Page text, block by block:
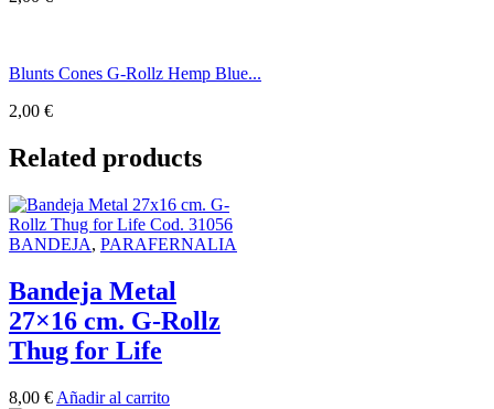
Blunts Cones G-Rollz Hemp Blue...
2,00 €
Related products
BANDEJA, PARAFERNALIA
Bandeja Metal
27×16 cm. G-Rollz
Thug for Life
8,00 € Añadir al carrito